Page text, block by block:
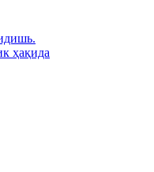
ҳақида